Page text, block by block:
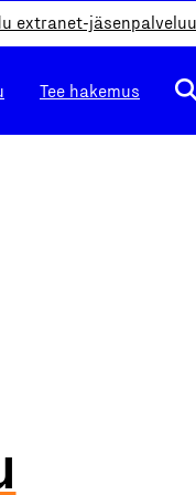
extranet-
Tee hakemus